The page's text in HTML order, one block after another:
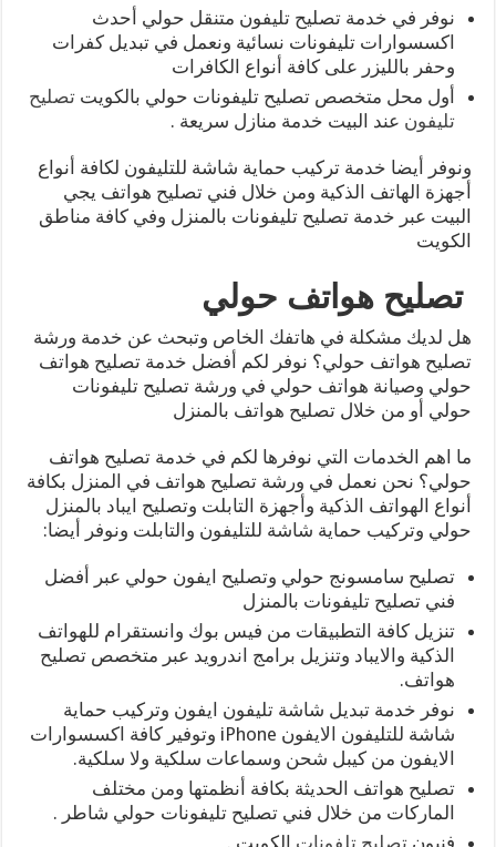
نوفر في خدمة تصليح تليفون متنقل حولي أحدث
اكسسوارات تليفونات نسائية ونعمل في تبديل كفرات
وحفر بالليزر على كافة أنواع الكافرات
أول محل متخصص تصليح تليفونات حولي بالكويتتصليح
تليفون عند البيت خدمة منازل سريعة .
ونوفر أيضا خدمة تركيب حماية شاشة للتليفون لكافة أنواع
أجهزة الهاتف الذكية ومن خلال فني تصليح هواتف يجي
البيت عبر خدمة تصليح تليفونات بالمنزل وفي كافة مناطق
الكويت
تصليح هواتف حولي
هل لديك مشكلة في هاتفك الخاص وتبحث عن خدمة ورشة
تصليح هواتف حولي؟ نوفر لكم أفضل خدمة تصليح هواتف
حولي وصيانة هواتف حولي في ورشة تصليح تليفونات
حولي أو من خلال تصليح هواتف بالمنزل
ما اهم الخدمات التي نوفرها لكم في خدمة تصليح هواتف
حولي؟ نحن نعمل في ورشة تصليح هواتف في المنزل بكافة
أنواع الهواتف الذكية وأجهزة التابلت وتصليح ايباد بالمنزل
حولي وتركيب حماية شاشة للتليفون والتابلت ونوفر أيضا:
تصليح سامسونج حولي وتصليح ايفون حولي عبر أفضل
فني تصليح تليفونات بالمنزل
تنزيل كافة التطبيقات من فيس بوك وانستقرام للهواتف
الذكية والايباد وتنزيل برامج اندرويد عبر متخصص تصليح
هواتف.
نوفر خدمة تبديل شاشة تليفون ايفون وتركيب حماية
شاشة للتليفون الايفون iPhone وتوفير كافة اكسسوارات
الايفون من كيبل شحن وسماعات سلكية ولا سلكية.
تصليح هواتف الحديثة بكافة أنظمتها ومن مختلف
الماركات من خلال فني تصليح تليفونات حولي شاطر .
فنيونتصليح تلفونات الكويت .